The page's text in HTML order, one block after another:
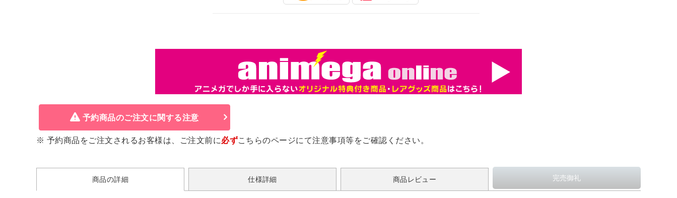
予約商品のご注文に関する注意
※ 予約商品をご注文されるお客様は、ご注文前に必ずこちらのページにて注意事項等をご確認ください。
商品の詳細 仕様詳細 商品レビュー